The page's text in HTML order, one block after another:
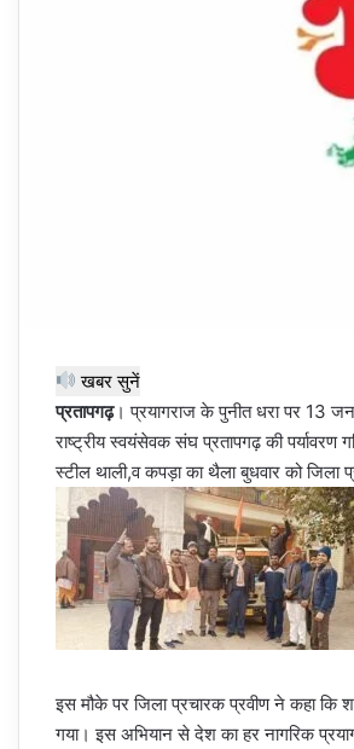
खबर सुनें
प्रतापगढ़। प्रयागराज के पुनीत धरा पर 13
राष्ट्रीय स्वयंसेवक संघ प्रतापगढ़ की
स्टील थाली,व कपड़ा का थैला बुधवार को जिला
इस मौके पर जिला प्रचारक प्रवीण ने कहा कि
गया। इस अभियान से देश का हर नागरिक